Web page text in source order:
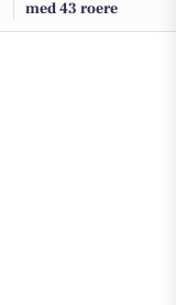
med 43 roere